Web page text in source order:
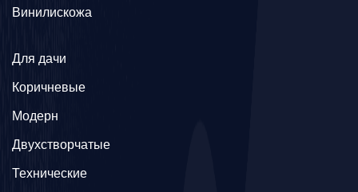
Винилискожа
Для дачи
Коричневые
Модерн
Двухстворчатые
Технические